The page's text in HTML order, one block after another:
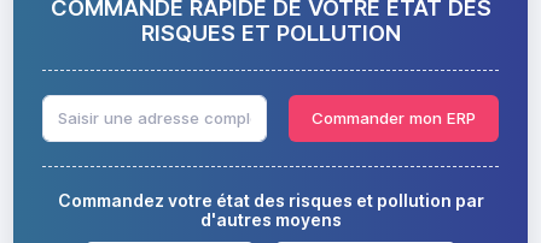
COMMANDE RAPIDE DE VOTRE ÉTAT DES
RISQUES ET POLLUTION
Commander mon ERP
Commandez votre état des risques et pollution par
d'autres moyens